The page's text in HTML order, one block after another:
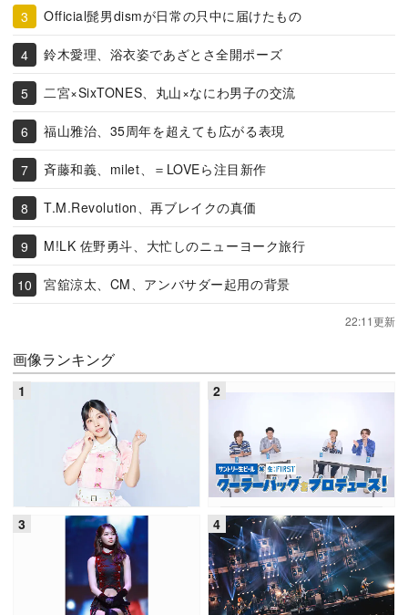
Official髭男dismが日常の只中に届けたもの
鈴木愛理、浴衣姿であざとさ全開ポーズ
二宮×SixTONES、丸山×なにわ男子の交流
福山雅治、35周年を超えても広がる表現
斉藤和義、milet、＝LOVEら注目新作
T.M.Revolution、再ブレイクの真価
M!LK 佐野勇斗、大忙しのニューヨーク旅行
宮舘涼太、CM、アンバサダー起用の背景
22:11更新
画像ランキング